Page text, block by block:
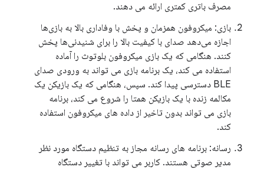
مصرف باتری کمتری ارائه می دهند.
بازی: میکروفون همزمان و پخش با وفاداری بالا به بازی‌ها
اجازه می‌دهد صدای با کیفیت بالا را برای شنیدنی‌ها پخش
کنند. هنگامی که یک بازی میکروفون بلوتوث را آماده
استفاده می کند، یک برنامه بازی می تواند به ورودی صدای
BLE دسترسی پیدا کند. سپس، هنگامی که یک بازیکن یک
مکالمه زنده با یک بازیکن همتا را شروع می کند، برنامه
بازی می تواند بدون تاخیر از داده های میکروفون استفاده
کند.
رسانه: برنامه های رسانه مجاز به تنظیم دستگاه مورد نظر
مدیر صوتی هستند. کاربر می تواند با تغییر دستگاه